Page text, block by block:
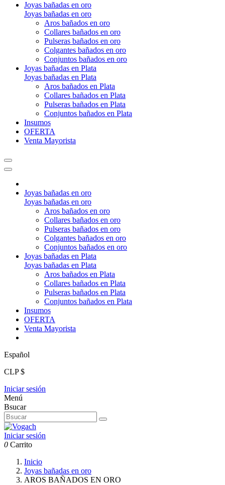
Joyas bañadas en oro
Joyas bañadas en oro
Aros bañados en oro
Collares bañados en oro
Pulseras bañados en oro
Colgantes bañados en oro
Conjuntos bañados en oro
Joyas bañadas en Plata
Joyas bañadas en Plata
Aros bañados en Plata
Collares bañados en Plata
Pulseras bañados en Plata
Conjuntos bañados en Plata
Insumos
OFERTA
Venta Mayorista
Joyas bañadas en oro
Joyas bañadas en oro
Aros bañados en oro
Collares bañados en oro
Pulseras bañados en oro
Colgantes bañados en oro
Conjuntos bañados en oro
Joyas bañadas en Plata
Joyas bañadas en Plata
Aros bañados en Plata
Collares bañados en Plata
Pulseras bañados en Plata
Conjuntos bañados en Plata
Insumos
OFERTA
Venta Mayorista
Español
CLP $
Iniciar sesión
Menú
Bsucar
Iniciar sesión
0 Carrito
Inicio
Joyas bañadas en oro
AROS BAÑADOS EN ORO